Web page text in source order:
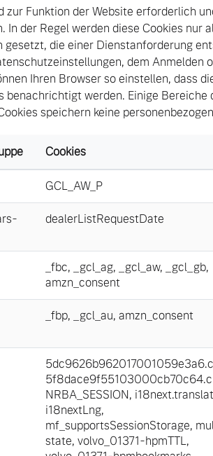
zur Funktion der Website erforderlich
In der Regel werden diese Cookies nur
die einer Dienstanforderung
dem Anmelden
Ihren Browser so einstellen, dass
benachrichtigt werden. Einige
speichern keine
Cookies
GCL_AW_P
dealerListRequestDate
_fbc, _gcl_ag, _gcl_aw, _gcl_gb,
amzn_consent
_fbp, _gcl_au,amzn_consent
NRBA_SESSION,
i18nextLng,
mf_supportsSessionStorage,
state,volvo_01371-hpmTTL,